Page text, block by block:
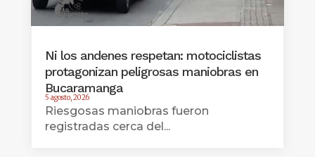
Ni los andenes respetan: motociclistas
protagonizan peligrosas maniobras en
Bucaramanga
5 agosto, 2026
Riesgosas maniobras fueron
registradas cerca del...